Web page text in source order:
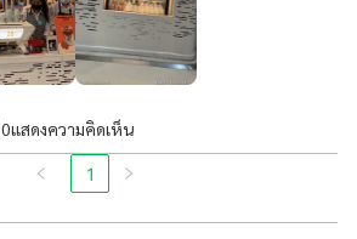
0แสดงความคิดเห็น
1